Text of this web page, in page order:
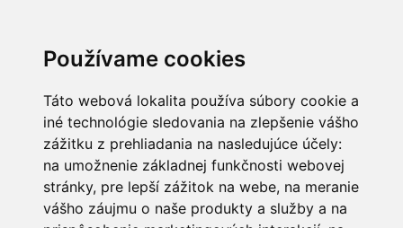
Používame cookies
Táto webová lokalita používa súbory cookie a
iné technológie sledovania na zlepšenie vášho
zážitku z prehliadania na nasledujúce účely:
na umožnenie základnej funkčnosti webovej
stránky, pre lepší zážitok na webe, na meranie
vášho záujmu o naše produkty a služby a na